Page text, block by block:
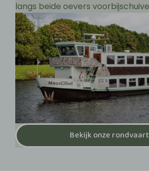
langs beide oevers
Bekijk onze